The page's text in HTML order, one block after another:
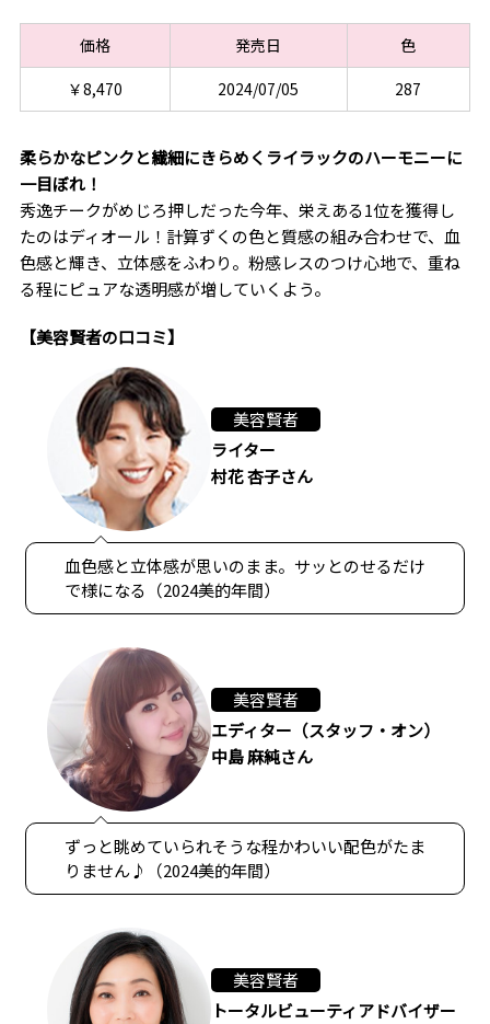
価格 発売日
色
￥8,470
2024/07/05 287
柔らかなピンクと繊細にきらめくライラックのハーモニーに
一目ぼれ！
秀逸チークがめじろ押しだった今年、栄えある1位を獲得し
たのはディオール！計算ずくの色と質感の組み合わせで、血
色感と輝き、立体感をふわり。粉感レスのつけ心地で、重ね
る程にピュアな透明感が増していくよう。
【美容賢者の口コミ】
美容賢者
ライター
村花 杏子さん
血色感と立体感が思いのまま。サッとのせるだけ
で様になる（2024美的年間）
美容賢者
エディター（スタッフ・オン）
中島 麻純さん
ずっと眺めていられそうな程かわいい配色がたま
りません♪（2024美的年間）
美容賢者
トータルビューティアドバイザー